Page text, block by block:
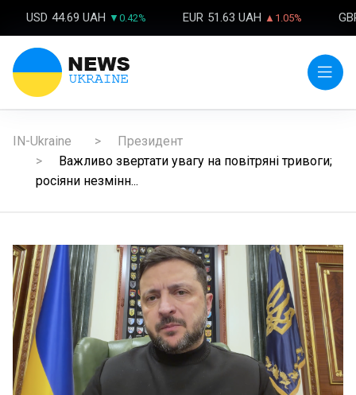
USD 44.69 UAH ▼0.42% EUR 51.63 UAH ▲1.05%
IN-Ukraine
Президент
Важливо звертати увагу на повітряні тривоги;
росіяни незмінн...